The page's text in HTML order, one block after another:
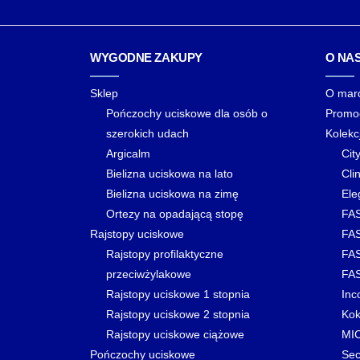
WYGODNE ZAKUPY
Sklep
Pończochy uciskowe dla osób o
szerokich udach
Argicalm
Bielizna uciskowa na lato
Bielizna uciskowa na zimę
Ortezy na opadającą stopę
Rajstopy uciskowe
Rajstopy profilaktyczne
przeciwżylakowe
Rajstopy uciskowe 1 stopnia
Rajstopy uciskowe 2 stopnia
Rajstopy uciskowe ciążowe
Pończochy uciskowe
O
O